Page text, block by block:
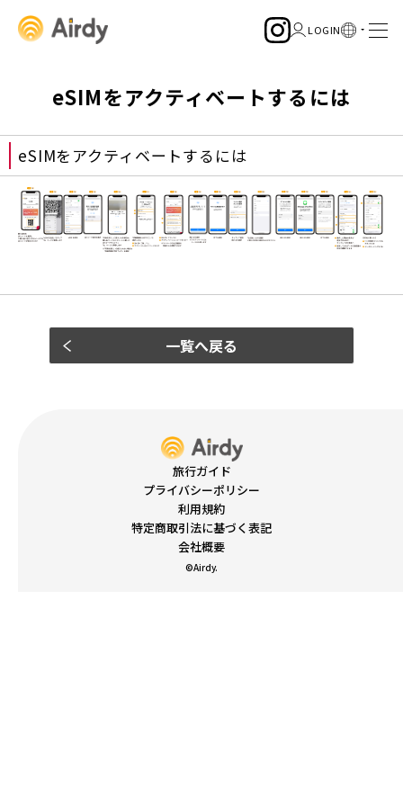
eSIMをアクティベートするには
eSIMをアクティベートするには
一覧へ戻る
旅行ガイド
プライバシーポリシー
利用規約
特定商取引法に基づく表記
会社概要
©Airdy.